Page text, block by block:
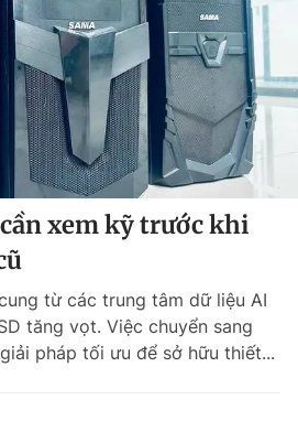
Tin 24h
Tin 360
Magazine
Bạn cần biết
xem kỹ trước khi
từ các trung tâm dữ liệu AI
tăng vọt. Việc chuyển sang
pháp tối ưu để sở hữu thiết...